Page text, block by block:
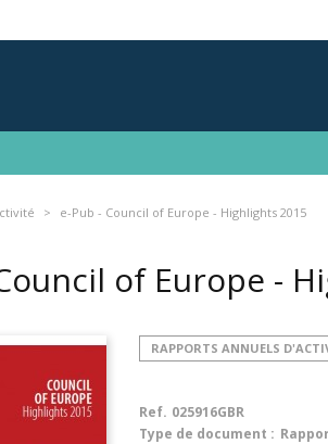
e-Pub - Council of Europe - Highlights 2015
of Europe -
RAPPORTS ANNUELS
Ref. 025916GBR
Type de document :